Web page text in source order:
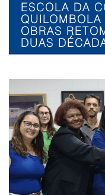
ESCOLA DA
QUILOMBOLA
OBRAS
DUAS